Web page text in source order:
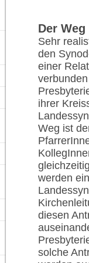
Der
Sehr
den
einer
ihrer
Weg ist
werden
diesen
solche